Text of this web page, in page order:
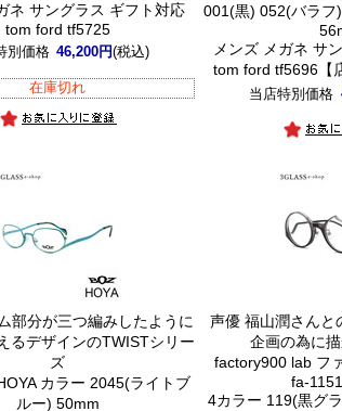
ネ サングラス ギフト対応
tom ford tf5725
別価格 46,200円(税込)
在庫切れ
001(黒) 052(バラフ
メンズ メガネ サ
tom ford tf5696【
当店特別価格
部分が三つ編みしたように
るデザインのTWISTシリー
ズ
カラー 2045(ライトブ
ルー) 50mm
声優 福山潤さんと
企画の為に
factory900 lab フ
fa-
4カラー 119(黒グ